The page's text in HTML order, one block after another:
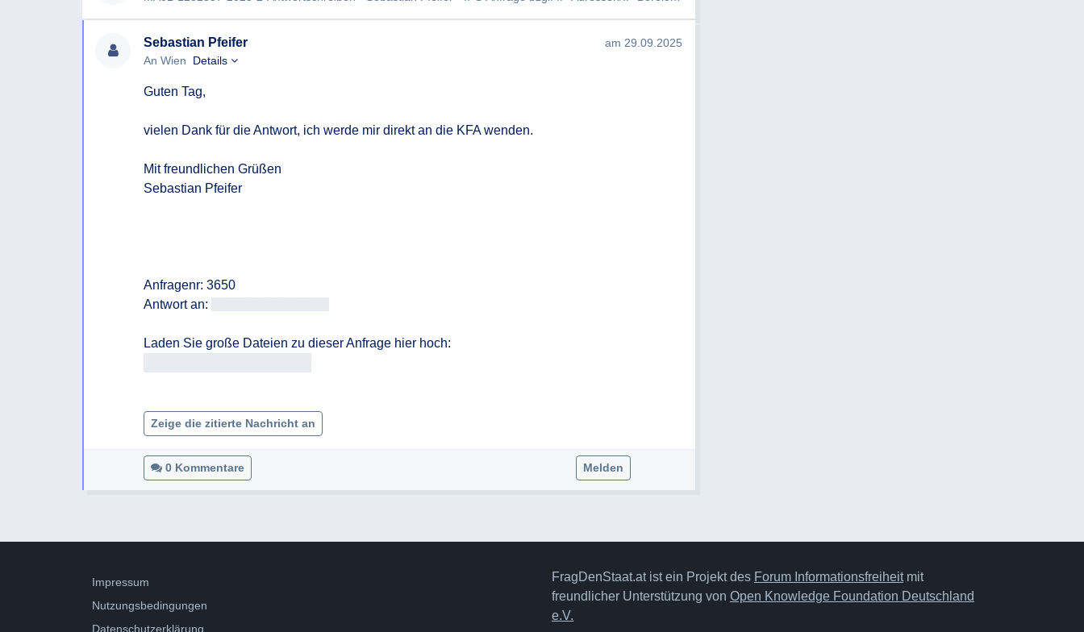
Sebastian Pfeifer
am 29.09.2025
An Wien
Details
Guten Tag,
vielen Dank für die Antwort, ich werde mir direkt an die KFA wenden.
Mit freundlichen Grüßen
Sebastian Pfeifer
Anfragenr: 3650
Antwort an:
Zeige die zitierte Nachricht an
0 Kommentare Melden
Impressum
Nutzungsbedingungen
Datenschutzerklärung
FragDenStaat.at ist ein Projekt des Forum Informationsfreiheitmit
freundlicher Unterstützung von Open Knowledge Foundation Deutschland
e.V.